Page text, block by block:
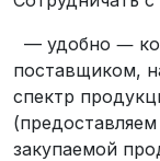
— удобно ―
поставщиком,
спектр
закупаемой